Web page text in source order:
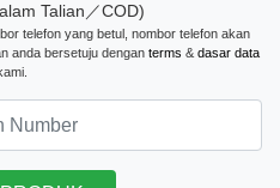
Talian／COD)
telefon yang betul, nombor telefon akan
anda bersetuju dengan terms & dasar data